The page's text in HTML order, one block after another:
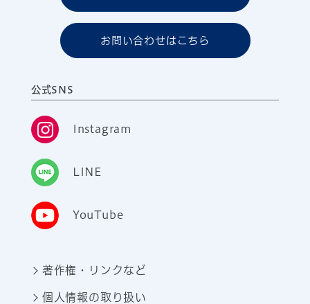
お問い合わせはこちら
公式SNS
Instagram
LINE
YouTube
著作権・リンクなど
個人情報の取り扱い